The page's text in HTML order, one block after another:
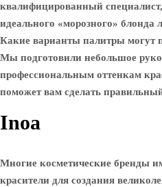
квалифицированный
идеального «морозного» блонда
Какие варианты палитры могут
Мы подготовили небольшое
профессиональным оттенкам
поможет вам сделать
Inoa
Многие косметические бренды
красители для создания